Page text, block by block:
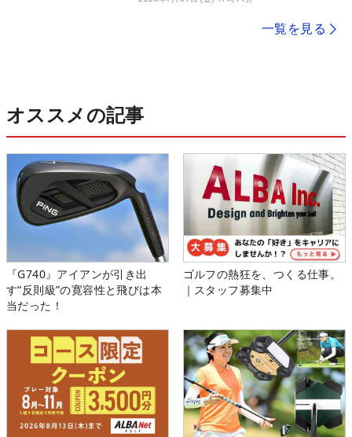
一覧を見る
オススメの記事
『G740』アイアンが引き出
す“反則級”の寛容性と飛びは本
当だった！
ゴルフの熱狂を、つくる仕事。
｜スタッフ募集中